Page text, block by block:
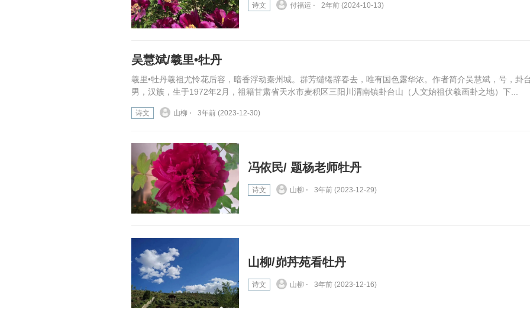
诗文 付福运 ⋅ 2年前 (2024-10-13)
吴慧斌/羲里•牡丹
羲里•牡丹羲祖尤怜花后容，暗香浮动秦州城。群芳缱绻辞春去，唯有国色露华浓。作者简介吴慧斌，号，卦
男，汉族，生于1972年2月，祖籍甘肃省天水市麦积区三阳川渭南镇卦台山（人文始祖伏羲画卦之地）下...
诗文 山柳 ⋅ 3年前 (2023-12-30)
冯依民/ 题杨老师牡丹
诗文 山柳 ⋅ 3年前 (2023-12-29)
山柳/峁䒟苑看牡丹
诗文 山柳 ⋅ 3年前 (2023-12-16)